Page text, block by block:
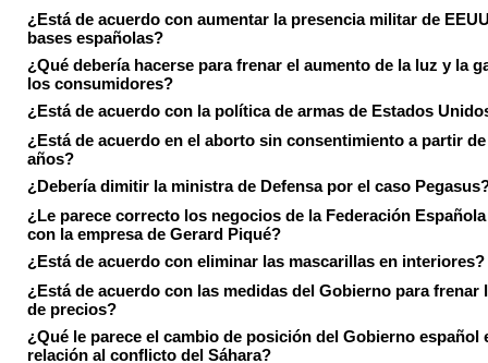
¿Está de acuerdo con aumentar la presencia militar de
bases españolas?
¿Qué debería hacerse para frenar el aumento de la luz y la
los consumidores?
¿Está de acuerdo con la política de armas de Estados
¿Está de acuerdo en el aborto sin consentimiento a partir
años?
¿Debería dimitir la ministra de Defensa por el caso
¿Le parece correcto los negocios de la Federación
con la empresa de Gerard Piqué?
¿Está de acuerdo con eliminar las mascarillas en interiores?
¿Está de acuerdo con las medidas del Gobierno para frenar
de precios?
¿Qué le parece el cambio de posición del Gobierno español
relación al conflicto del Sáhara?